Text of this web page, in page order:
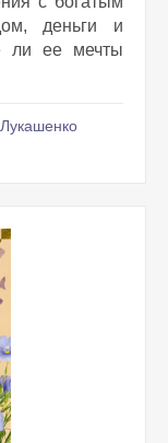
деньги и
ли ее мечты